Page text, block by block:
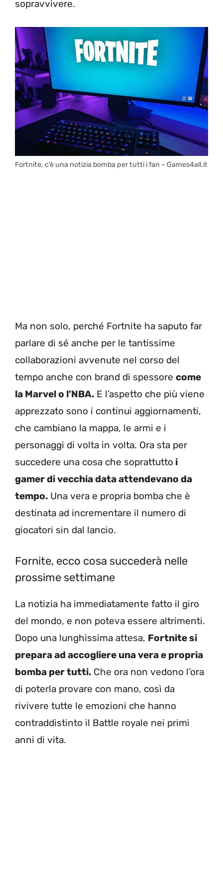
sopravvivere.
Fortnite, c’è una notizia bomba per tutti i fan – Games4all.it
Ma non solo, perché Fortnite ha saputo far
parlare di sé anche per le tantissime
collaborazioni avvenute nel corso del
tempo anche con brand di spessore come
la Marvel o l’NBA. E l’aspetto che più viene
apprezzato sono i continui aggiornamenti,
che cambiano la mappa, le armi e i
personaggi di volta in volta. Ora sta per
succedere una cosa che soprattutto i
gamer di vecchia data attendevano da
tempo. Una vera e propria bomba che è
destinata ad incrementare il numero di
giocatori sin dal lancio.
Fornite, ecco cosa succederà nelle
prossime settimane
La notizia ha immediatamente fatto il giro
del mondo, e non poteva essere altrimenti.
Dopo una lunghissima attesa, Fortnite si
prepara ad accogliere una vera e propria
bomba per tutti. Che ora non vedono l’ora
di poterla provare con mano, così da
rivivere tutte le emozioni che hanno
contraddistinto il Battle royale nei primi
anni di vita.